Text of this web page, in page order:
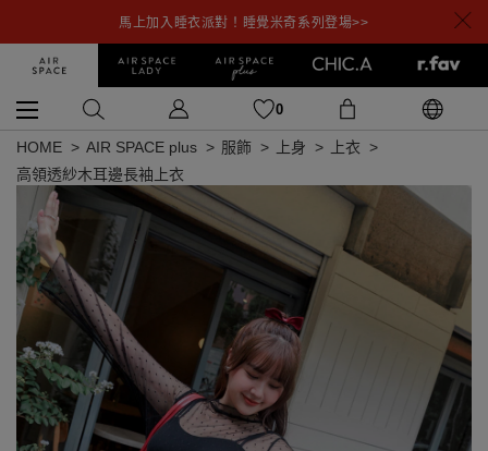
馬上加入睡衣派對！睡覺米奇系列登場>>
0
HOME AIR SPACE plus 服飾 上身
上衣
高領透紗木耳邊長袖上衣